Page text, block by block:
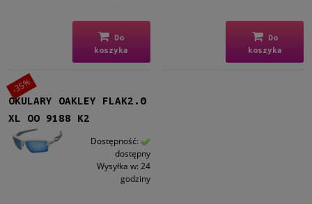
Szary
Brązowy(1)
Inne (1)
Rodzaj
Do
koszyka
Do
koszyka
OKULARY OAKLEY FLAK2.0
XL OO 9188 K2
Dostępność:
dostępny
Wysyłka w: 24
godziny
-35%